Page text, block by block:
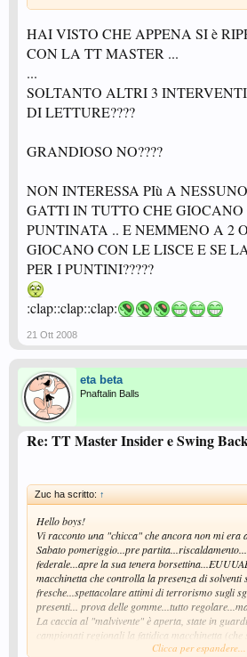
HAI VISTO CHE APPENA SI è
CON LA TT MASTER ...
...
SOLTANTO ALTRI 3
DI LETTURE????
GRANDIOSO NO????
NON INTERESSA PIù A
GATTI IN TUTTO CHE GIOCANO
PUNTINATA .. E NEMMENO A 2
GIOCANO CON LE LISCE E SE
PER I PUNTINI?????
:clap::clap::clap:
21 Ott 2008
eta beta
Pnaftalin Balls
Re: TT Master Insider e Swing
Zuc ha scritto: ↑
Hello boys!
Vi racconto una "chicca" che ancora non mi era
Sabato pomeriggio...pre
federale...apre la sua tenera
macchinetta che controlla la presenza di solventi
fresche...spettacolare attimi di terrorismo sugli
presenti... prova delle gomme...tutto
La caccia al "malvivente" è aperta, state in
campionati regionali la fatidica macchinetta
per bijeaux con ventolina) farà capolino di tanto
Clicca per espandere...